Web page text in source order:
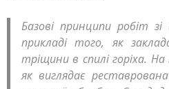
Базові принципи робіт
прикладі того, як
тріщини в спилі горіха.
як виглядає